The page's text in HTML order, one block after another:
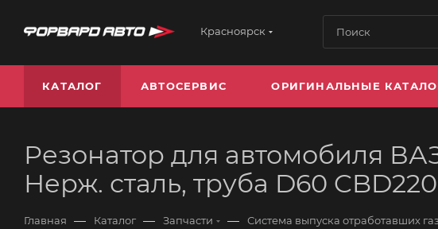
Красноярск
КАТАЛОГ АВТОСЕРВИС ОРИГИНАЛЬНЫЕ
Резонатор для автомобиля
Нерж. сталь, труба D60
Главная — Каталог — Запчасти — Система выпуска отработавших